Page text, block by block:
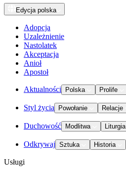
Edycja polska
Adopcja
Uzależnienie
Nastolatek
Akceptacja
Anioł
Apostoł
Aktualności Polska Prolife
Styl życia Powołanie Relacje
Duchowość Modlitwa Liturgia
Odkrywaj Sztuka Historia
Usługi